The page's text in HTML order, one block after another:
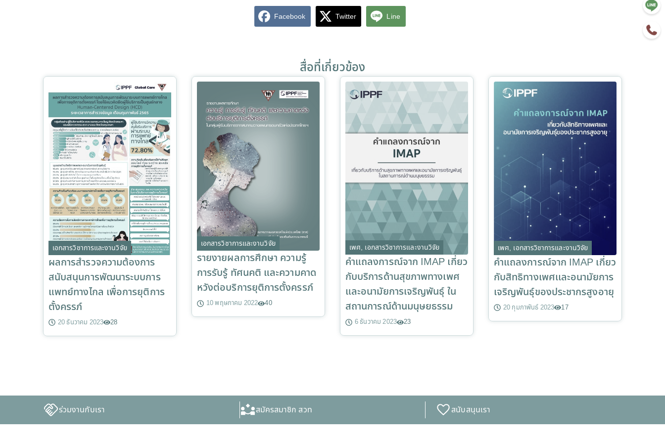
Facebook Twitter Line
สื่อที่เกี่ยวข้อง
เอกสารวิชาการและงานวิจัย
ผลการสำรวจความต้องการ
สนับสนุนการพัฒนาระบบการ
แพทย์ทางไกล เพื่อการยุติการ
ตั้งครรภ์
20 ธันวาคม 2023 28
เอกสารวิชาการและงานวิจัย
รายงายผลการศึกษา ความรู้
การรับรู้ ทัศนคติ และความคาด
หวังต่อบริการยุติการตั้งครรภ์
10 พฤษภาคม 2022 40
เพศ, เอกสารวิชาการและงานวิจัย
คำแถลงการณ์จาก IMAP เกี่ยว
กับบริการด้านสุขภาพทางเพศ
และอนามัยการเจริญพันธุ์ ใน
สถานการณ์ด้านมนุษยธรรม
6 ธันวาคม 2023 23
เพศ, เอกสารวิชาการและงานวิจัย
คำแถลงการณ์จาก IMAP เกี่ยว
กับสิทธิทางเพศเเละอนามัยการ
เจริญพันธ์ุของประชากรสูงอายุ
20 กุมภาพันธ์ 2023 17
ร่วมงานกับเรา สมัครสมาชิก สวท สนับสนุนเรา